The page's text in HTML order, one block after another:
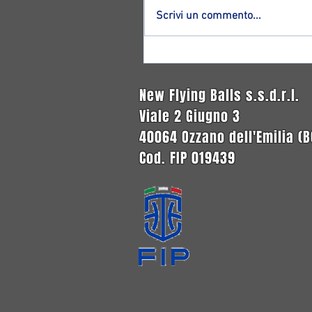
Scrivi un commento...
New Flying Balls s.s.d.r.l.
Viale 2 Giugno 3
40064 Ozzano dell'Emilia
Cod. FIP 019439